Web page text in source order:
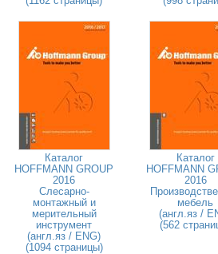
Каталог
HOFFMANN GROUP
2016
Слесарно-
монтажный и
мерительный
инструмент
(англ.яз / ENG)
(1094 страницы)
Каталог
HOFFMANN
2016
мебель
(англ.яз /
(562